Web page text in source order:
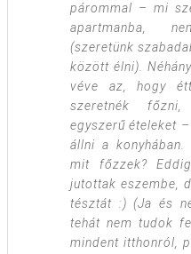
párommal – mi
apartmanba,
(szeretünk
között élni).
véve az, hogy
szeretnék
egyszerű ételeket
állni a
mit főzzek?
jutottak eszembe,
tésztát :) (Ja és
tehát nem tudok
mindent itthonról,